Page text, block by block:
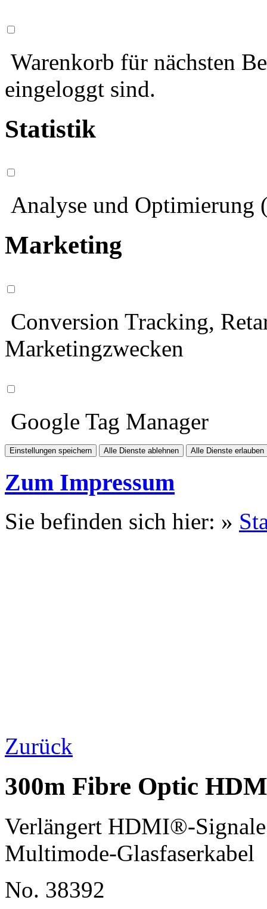
Warenkorb für nächsten
eingeloggt sind.
Statistik
Analyse und Optimierung
Marketing
Conversion Tracking,
Marketingzwecken
Google Tag Manager
Einstellungen speichern Alle Dienste ablehnen Alle Dienste erlauben
Zum Impressum
Sie befinden sich hier: »
Zurück
300m Fibre Optic
Verlängert HDMI®-
Multimode-Glasfaserkabel
No. 38392